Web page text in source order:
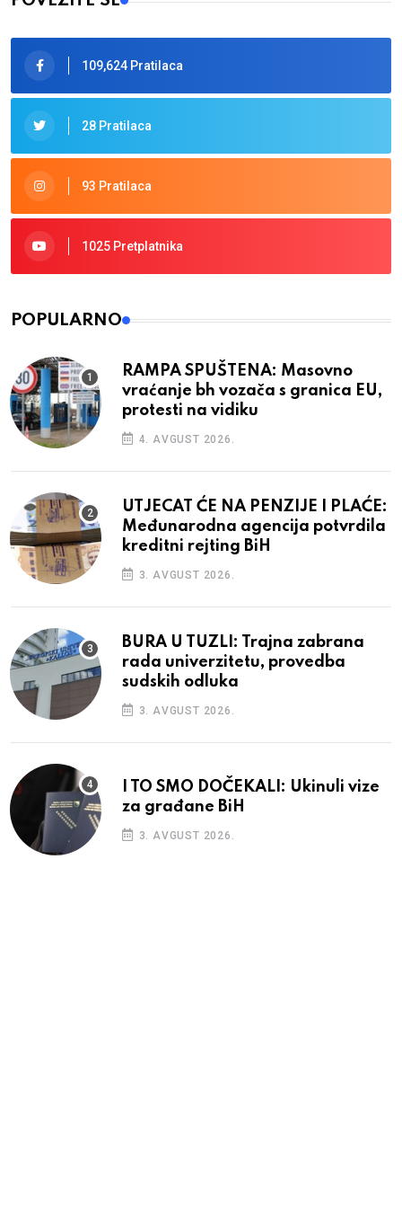
109,624 Pratilaca
28 Pratilaca
93 Pratilaca
1025 Pretplatnika
POPULARNO
RAMPA SPUŠTENA: Masovno
vraćanje bh vozača s granica EU,
protesti na vidiku
4. AVGUST 2026.
UTJECAT ĆE NA PENZIJE I PLAĆE:
Međunarodna agencija potvrdila
kreditni rejting BiH
3. AVGUST 2026.
BURA U TUZLI: Trajna zabrana
rada univerzitetu, provedba
sudskih odluka
3. AVGUST 2026.
I TO SMO DOČEKALI: Ukinuli vize
za građane BiH
3. AVGUST 2026.